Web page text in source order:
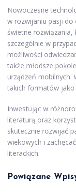
Nowoczesne
w rozwijaniu pasji do
świetne rozwiązania,
szczególnie w
możliwości
także młodsze
urządzeń mobilnych.
takich formatów jako
Inwestując w
literaturą oraz
skutecznie rozwijać
wiekowych i
literackich.
Powiązane